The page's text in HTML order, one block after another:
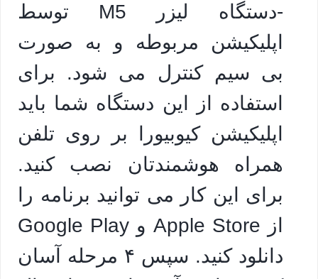
-دستگاه لیزر M5 توسط
اپلیکیشن مربوطه و به صورت
بی سیم کنترل می شود. برای
استفاده از این دستگاه شما باید
اپلیکیشن کیوبیورا بر روی تلفن
همراه هوشمندتان نصب کنید.
برای این کار می توانید برنامه را
از Apple Store و Google Play
دانلود کنید. سپس ۴ مرحله آسان